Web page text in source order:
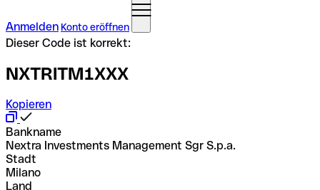
Anmelden Konto eröffnen
Dieser Code ist korrekt:
NXTRITM1XXX
Kopieren
Bankname
Nextra Investments Management Sgr S.p.a.
Stadt
Milano
Land